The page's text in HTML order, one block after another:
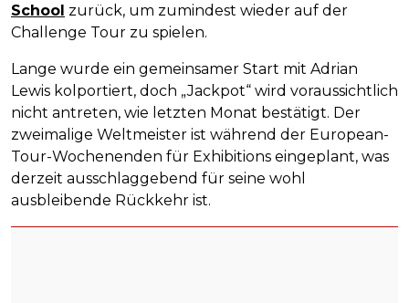
School zurück, um zumindest wieder auf der
Challenge Tour zu spielen.
Lange wurde ein gemeinsamer Start mit Adrian
Lewis kolportiert, doch „Jackpot“ wird voraussichtlich
nicht antreten, wie letzten Monat bestätigt. Der
zweimalige Weltmeister ist während der European-
Tour-Wochenenden für Exhibitions eingeplant, was
derzeit ausschlaggebend für seine wohl
ausbleibende Rückkehr ist.